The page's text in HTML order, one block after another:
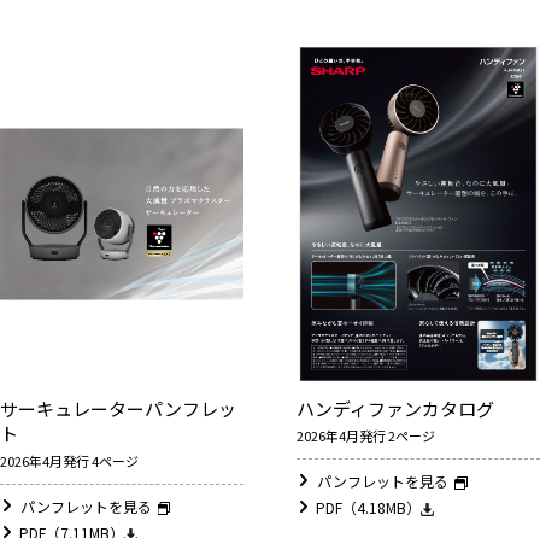
サーキュレーターパンフレッ
ト
2026年4月発行 4ページ
パンフレットを見る
PDF（7.11MB）
ハンディファンカタログ
2026年4月発行 2ページ
パンフレットを見る
PDF（4.18MB）